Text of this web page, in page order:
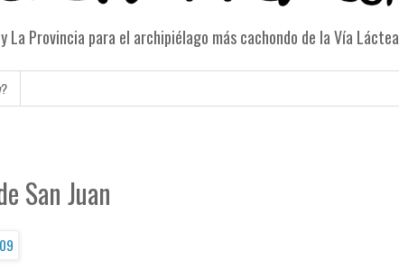
La Provincia para el archipiélago más cachondo de la Vía Láctea
San Juan